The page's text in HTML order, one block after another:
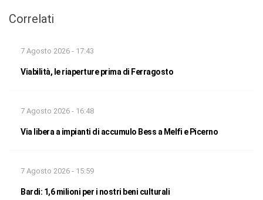
Correlati
7 Agosto 2026 - 17:43
Viabilità, le riaperture prima di Ferragosto
7 Agosto 2026 - 16:48
Via libera a impianti di accumulo Bess a Melfi e Picerno
7 Agosto 2026 - 15:59
Bardi: 1,6 milioni per i nostri beni culturali